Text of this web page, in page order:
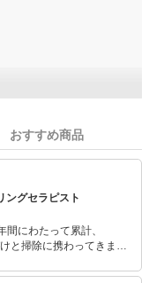
おすすめ商品
ングセラピスト
にわたって累計、
と掃除に携わってきまし
いています。 『勝間式汚